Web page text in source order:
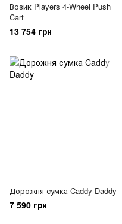
Возик Players 4-Wheel Push
Cart
13 754 грн
Дорожня сумка Caddy Daddy
7 590 грн